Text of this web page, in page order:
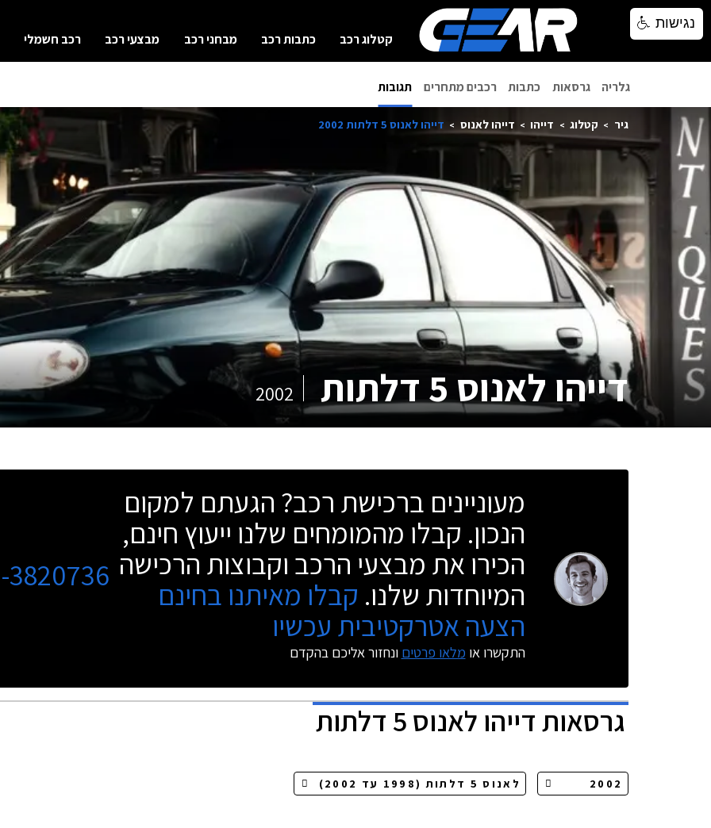
קטלוג רכב כתבות רכב מבחני רכב מבצעי רכב רכב חשמלי
גלריה גרסאות כתבות רכבים מתחרים תגובות
גיר קטלוג דייהו דייהו לאנוס דייהו לאנוס 5 דלתות 2002
דייהו לאנוס 5 דלתות 2002
מעוניינים ברכישת רכב? הגעתם למקום
הנכון. קבלו מהמומחים שלנו ייעוץ חינם,
הכירו את מבצעי הרכב וקבוצות הרכישה
המיוחדות שלנו. קבלו מאיתנו בחינם
הצעה אטרקטיבית עכשיו
התקשרו או מלאו פרטים ונחזור אליכם בהקדם
3820736
גרסאותדייהו לאנוס 5 דלתות
נגישות
נגישות